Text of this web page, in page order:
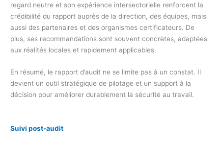
regard neutre et son expérience intersectorielle renforcent la
crédibilité du rapport auprès de la direction, des équipes, mais
aussi des partenaires et des organismes certificateurs. De
plus, ses recommandations sont souvent concrètes, adaptées
aux réalités locales et rapidement applicables.
En résumé, le rapport d’audit ne se limite pas à un constat. Il
devient un outil stratégique de pilotage et un support à la
décision pour améliorer durablement la sécurité au travail.
Suivi post-audit